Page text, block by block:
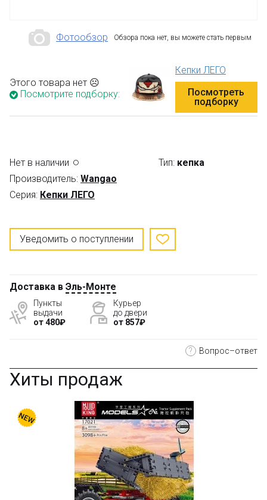
Фотообзор Обзора пока нет, вы можете стать первым
Этого товара нет ☹
Посмотрите подборку:
Кепки ЛЕГО
Посмотреть
подборку
Нет в наличии
Производитель: Wangao
Серия: Кепки ЛЕГО
Тип: кепка
Уведомить о поступлении
Доставка в Эль-Монте
Пункты
выдачи
от 480₽
Курьер
до двери
от 857₽
? Вопрос–ответ
Хиты продаж